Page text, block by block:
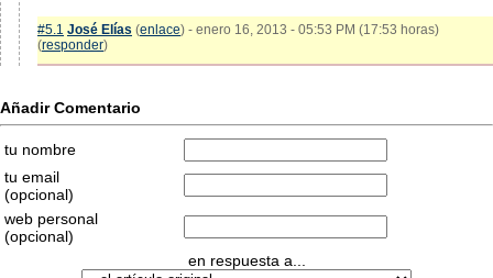
#5.1 José Elías (enlace) - enero 16, 2013 - 05:53 PM (17:53 horas)
(responder)
Añadir Comentario
tu nombre
tu email
(opcional)
web personal
(opcional)
en respuesta a...